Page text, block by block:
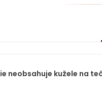
neobsahuje kužele na